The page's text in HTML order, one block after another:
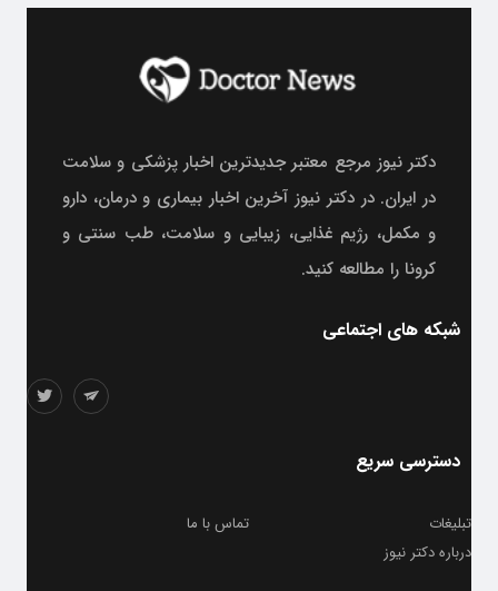
دکتر نیوز مرجع معتبر جدیدترین اخبار پزشکی و سلامت
در ایران. در دکتر نیوز آخرین اخبار بیماری و درمان، دارو
و مکمل، رژیم غذایی، زیبایی و سلامت، طب سنتی و
کرونا را مطالعه کنید.
شبکه های اجتماعی
دسترسی سریع
تبلیغات
تماس با ما
درباره دکتر نیوز